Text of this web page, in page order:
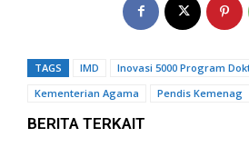
TAGS IMD
Inovasi 5000 Program
Kementerian Agama
Pendis Kemenag
BERITA TERKAIT